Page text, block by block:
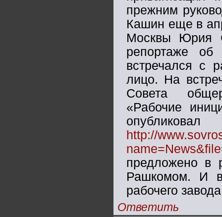
прежним
Кашин еще в
Москвы Юрия
репортаже
встречался с
лицо. На
Совета
«Рабочие
http://
предложено в
Рашкомом. И
рабочего
Ответить